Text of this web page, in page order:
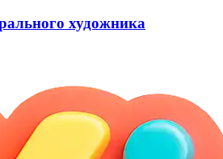
художника